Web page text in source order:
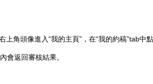
角頭像進入“我的主頁”，在“我的約稿”tab中點
會返回審核結果。